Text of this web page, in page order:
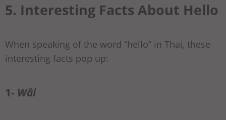
5. Interesting Facts About Hello
When speaking of the word “hello” in Thai, these
interesting facts pop up:
1- Wâi